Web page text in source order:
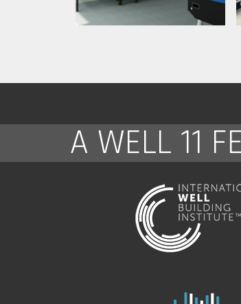
A WELL 11